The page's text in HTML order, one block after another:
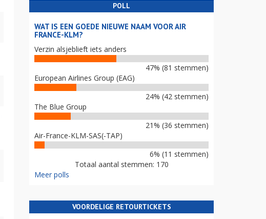
POLL
WAT IS EEN GOEDE NIEUWE NAAM VOOR AIR
FRANCE-KLM?
Verzin alsjeblieft iets anders
47% (81 stemmen)
European Airlines Group (EAG)
24% (42 stemmen)
The Blue Group
21% (36 stemmen)
Air-France-KLM-SAS(-TAP)
6% (11 stemmen)
Totaal aantal stemmen: 170
Meer polls
VOORDELIGE RETOURTICKETS